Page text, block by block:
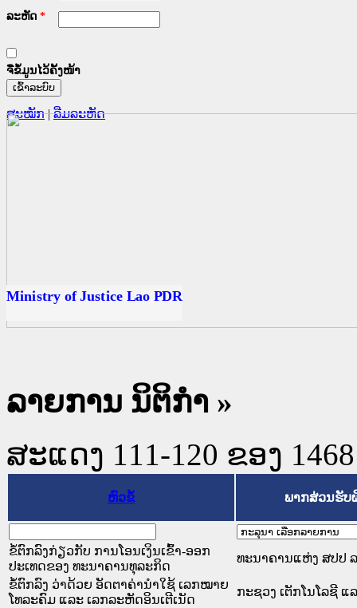
ລະຫັດ *
ຈື່ຂໍ້ມູນໄວ້ຄັ້ງໜ້າ
ສະໝັກ|ລືມລະຫັດ
Ministry of Justice Lao PDR
ລາຍການ ນິຕິກໍາ »
ສະແດງ 111-120 ຂອງ
ຫົວຂໍ້ ພາກສ່ວນຮັບ
ຂໍ້ຕົກລົງກ່ຽວກັບ ການໂອນເງິນເຂົ້າ-ອອກ
ປະເທດຂອງ ທະນາຄານທຸລະກິດ
ທະນາຄານແຫ່ງ ສປປ
ຂໍ້ຕົກລົງ ວ່າດ້ວຍ ອັດຕາຄ່ານຳໃຊ້ ເລກໝາຍ
ໂທລະຄົມ ແລະ ເລກລະຫັດອິນເຕີເນັດ
ກະຊວງ ເຕັກໂນໂລຊີ